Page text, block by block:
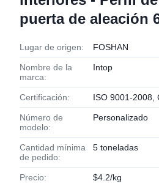
puerta de aleación
Lugar de origen: FOSHAN
Nombre de la
marca:
Intop
Certificación: ISO 9001-2008,
Número de
modelo:
Personalizado
Cantidad mínima
de pedido:
5 toneladas
Precio: $4.2/kg